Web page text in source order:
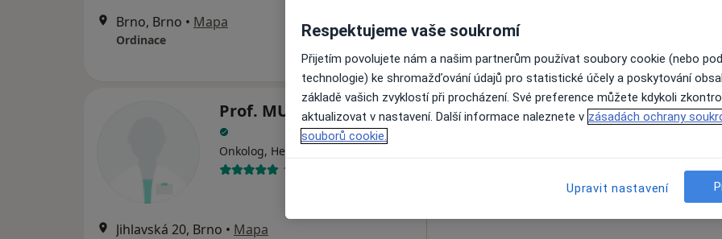
Brno, Brno • Mapa
Ordinace
Prof. MUDr. Jiří Vorlíček
Onkolog, Hematolog
11 názorů
Jihlavská 20, Brno • Mapa
Dnes Zítra Po
10 Srpen
Út
11
Online rezervace termínu není k
Respektujeme vaše soukromí
Přijetím povolujete nám a našim partnerům používat soubory cookie (nebo
technologie) ke shromažďování údajů pro statistické účely a poskytování
základě vašich zvyklostí při procházení. Své preference můžete kdykoli
aktualizovat v nastavení. Další informace naleznete v zásadách ochrany
souborů cookie.
Upravit nastavení